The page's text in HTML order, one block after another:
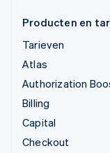
Producten en
Tarieven
Atlas
Authorization
Billing
Capital
Checkout